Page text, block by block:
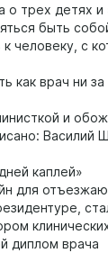
о трех детях и
быть
человеку, с
как врач ни
и
Василий
каплей»
для
диплом врача